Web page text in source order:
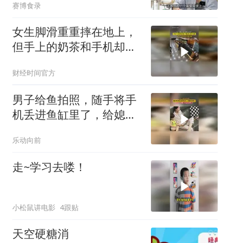
赛博食录
女生脚滑重重摔在地上，
但手上的奶茶和手机却完
都没洒
财经时间官方
男子给鱼拍照，随手将手
机丢进鱼缸里了，给媳妇
乐动向前
走~学习去喽！
小松鼠讲电影 4跟贴
天空硬糖消